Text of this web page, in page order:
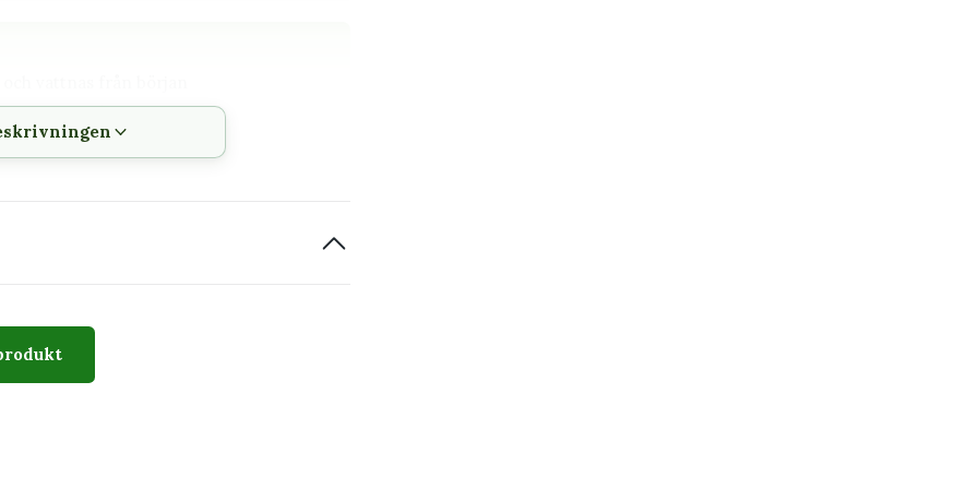
och jordbehov
i produktinformationen
kondition.